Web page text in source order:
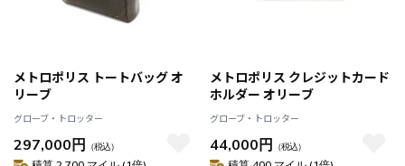
メトロポリス トートバッグ オ
リーブ
グローブ・トロッター
297,000円 （税込）
メトロポリス クレジットカード
ホルダー オリーブ
グローブ・トロッター
44,000円 （税込）